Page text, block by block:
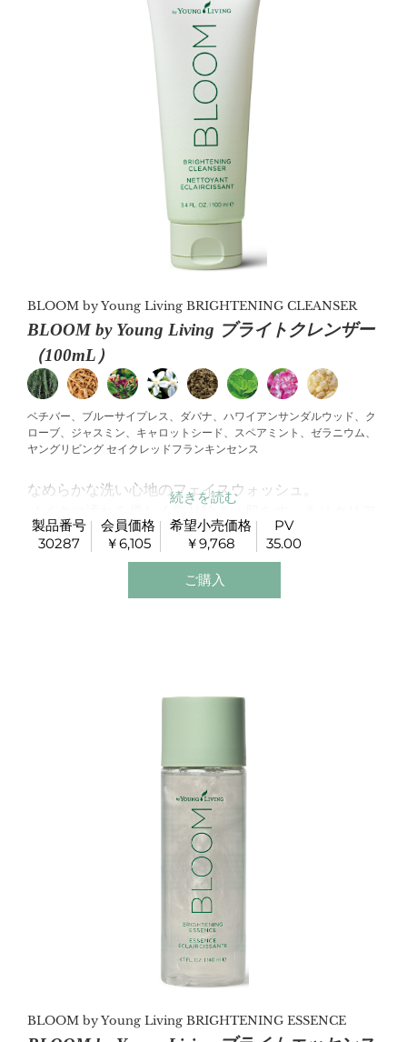
BLOOM by Young Living BRIGHTENING CLEANSER
BLOOM by Young Living ブライトクレンザー
（100mL）
ベチバー、ブルーサイプレス、ダバナ、ハワイアンサンダルウッド、ク
ローブ、ジャスミン、キャロットシード、スペアミント、ゼラニウム、
ヤングリビング セイクレッドフランキンセンス
なめらかな洗い心地のフェイスウォッシュ。
に洗い上げます。
汚れを落とすことにより、肌本来のクリアな明るさへ
製品番号
30287
会員価格
￥6,105
希望小売価格
￥9,768
PV
35.00
ご購入
BLOOM by Young Living BRIGHTENING ESSENCE